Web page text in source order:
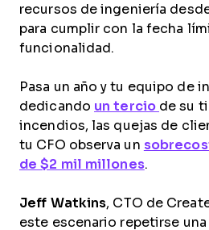
recursos de ingeniería
para cumplir con la fecha
funcionalidad.
Pasa un año y tu equipo de
dedicando un tercio de su
incendios, las quejas de
tu CFO observa un
de $2 mil millones.
Jeff Watkins, CTO de
este escenario repetirse una